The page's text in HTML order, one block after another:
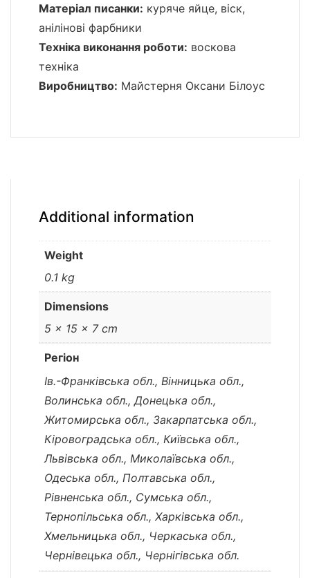
Матеріал писанки: куряче яйце, віск,
анілінові фарбники
Техніка виконання роботи: воскова
техніка
Виробництво: Майстерня Оксани Білоус
Additional information
Weight
0.1 kg
Dimensions
5 × 15 × 7 cm
Регіон
Ів.-Франківська обл., Вінницька обл.,
Волинська обл., Донецька обл.,
Житомирська обл., Закарпатська обл.,
Кіровоградська обл., Київська обл.,
Львівська обл., Миколаївська обл.,
Одеська обл., Полтавська обл.,
Рівненська обл., Сумська обл.,
Тернопільська обл., Харківська обл.,
Хмельницька обл., Черкаська обл.,
Чернівецька обл., Чернігівська обл.